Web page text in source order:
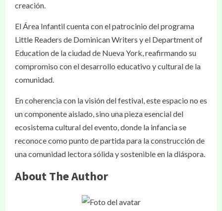
creación.
El Área Infantil cuenta con el patrocinio del programa
Little Readers de Dominican Writers y el Department of
Education de la ciudad de Nueva York, reafirmando su
compromiso con el desarrollo educativo y cultural de la
comunidad.
En coherencia con la visión del festival, este espacio no es
un componente aislado, sino una pieza esencial del
ecosistema cultural del evento, donde la infancia se
reconoce como punto de partida para la construcción de
una comunidad lectora sólida y sostenible en la diáspora.
About The Author